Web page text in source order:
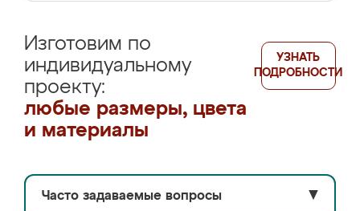
Изготовим по
индивидуальному
проекту:
любые размеры, цвета
и материалы
УЗНАТЬ
ПОДРОБНОСТИ
Часто задаваемые вопросы ▼